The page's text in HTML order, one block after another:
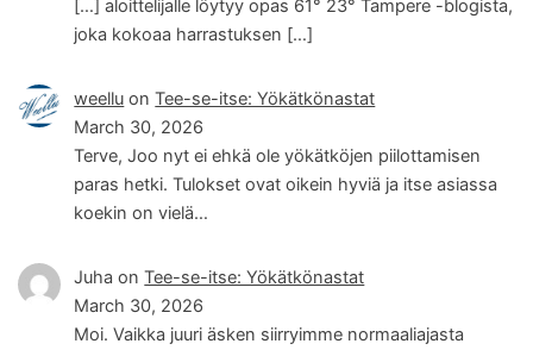
[…] aloittelijalle löytyy opas 61° 23° Tampere -blogista,
joka kokoaa harrastuksen […]
weellu onTee-se-itse: Yökätkönastat
March 30, 2026
Terve, Joo nyt ei ehkä ole yökätköjen piilottamisen
paras hetki. Tulokset ovat oikein hyviä ja itse asiassa
koekin on vielä…
Juha onTee-se-itse: Yökätkönastat
March 30, 2026
Moi. Vaikka juuri äsken siirryimme normaaliajasta